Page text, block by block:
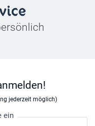
jederzeit möglich)
ein